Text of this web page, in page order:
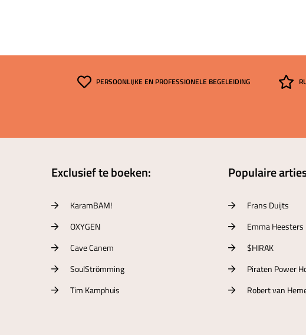
PERSOONLIJKE EN PROFESSIONELE BEGELEIDING
Exclusief te boeken:
KaramBAM!
OXYGEN
Cave Canem
SoulStrömming
Tim Kamphuis
Populaire
Frans Duijts
Emma Heesters
$HIRAK
Piraten Power
Robert van